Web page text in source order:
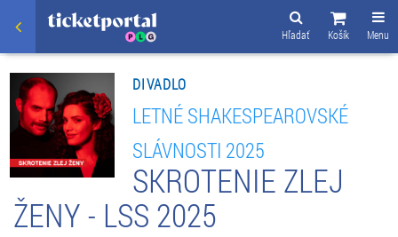
Menu
Košík
Hľadať
DIVADLO
LETNÉ SHAKESPEAROVSKÉ
SLÁVNOSTI 2025
SKROTENIE ZLEJ
ŽENY - LSS 2025